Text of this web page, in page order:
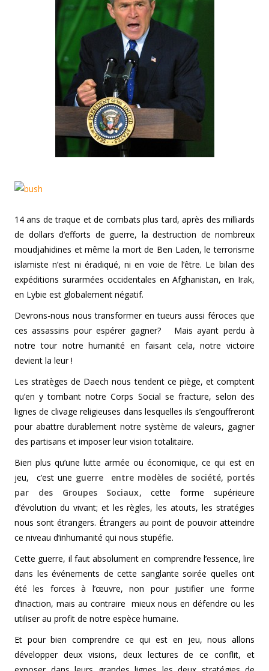
14 ans de traque et de combats plus tard, après des milliards
de dollars d’efforts de guerre, la destruction de nombreux
moudjahidines et même la mort de Ben Laden, le terrorisme
islamiste n’est ni éradiqué, ni en voie de l’être. Le bilan des
expéditions surarmées occidentales en Afghanistan, en Irak,
en Lybie est globalement négatif.
Devrons-nous nous transformer en tueurs aussi féroces que
ces assassins pour espérer gagner? Mais ayant perdu à
notre tour notre humanité en faisant cela, notre victoire
devient la leur !
Les stratèges de Daech nous tendent ce piège, et comptent
qu’en y tombant notre Corps Social se fracture, selon des
lignes de clivage religieuses dans lesquelles ils s’engouffreront
pour abattre durablement notre système de valeurs, gagner
des partisans et imposer leur vision totalitaire.
Bien plus qu’une lutte armée ou économique, ce qui est en
jeu, c’est une guerre entre modèles de société, portés
par des Groupes Sociaux, cette forme supérieure
d’évolution du vivant; et les règles, les atouts, les stratégies
nous sont étrangers. Étrangers au point de pouvoir atteindre
ce niveau d’inhumanité qui nous stupéfie.
Cette guerre, il faut absolument en comprendre l’essence, lire
dans les événements de cette sanglante soirée quelles ont
été les forces à l’œuvre, non pour justifier une forme
d’inaction, mais au contraire mieux nous en défendre ou les
utiliser au profit de notre espèce humaine.
Et pour bien comprendre ce qui est en jeu, nous allons
développer deux visions, deux lectures de ce conflit, et